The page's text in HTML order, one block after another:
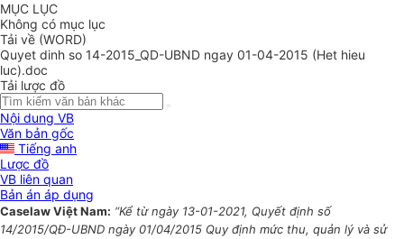
MỤC LỤC
Không có mục lục
Tải về (WORD)
Quyet dinh so 14-2015_QD-UBND ngay 01-04-2015 (Het hieu
luc).doc
Tải lược đồ
Nội dung VB
Văn bản gốc
Tiếng anh
Lược đồ
VB liên quan
Bản án áp dụng
Caselaw Việt Nam: “Kể từ ngày 13-01-2021, Quyết định số
14/2015/QĐ-UBND ngày 01/04/2015 Quy định mức thu, quản lý và sử